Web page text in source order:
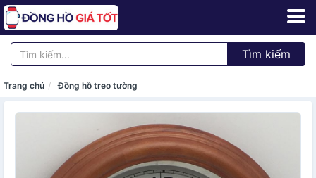
Tìm kiếm
Trang chủ Đồng hồ treo tường